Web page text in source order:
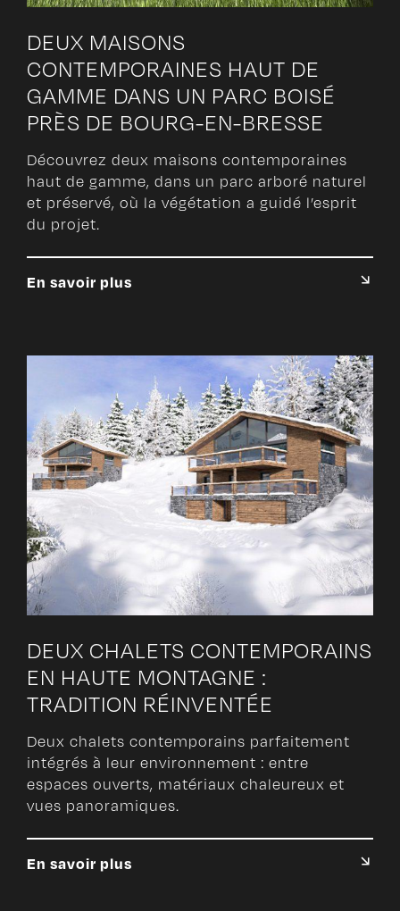
DEUX MAISONS
CONTEMPORAINES HAUT DE
GAMME DANS UN PARC BOISÉ
PRÈS DE BOURG-EN-BRESSE
Découvrez deux maisons contemporaines
haut de gamme, dans un parc arboré naturel
et préservé, où la végétation a guidé l’esprit
du projet.
En savoir plus
DEUX CHALETS CONTEMPORAINS
EN HAUTE MONTAGNE :
TRADITION RÉINVENTÉE
Deux chalets contemporains parfaitement
intégrés à leur environnement : entre
espaces ouverts, matériaux chaleureux et
vues panoramiques.
En savoir plus